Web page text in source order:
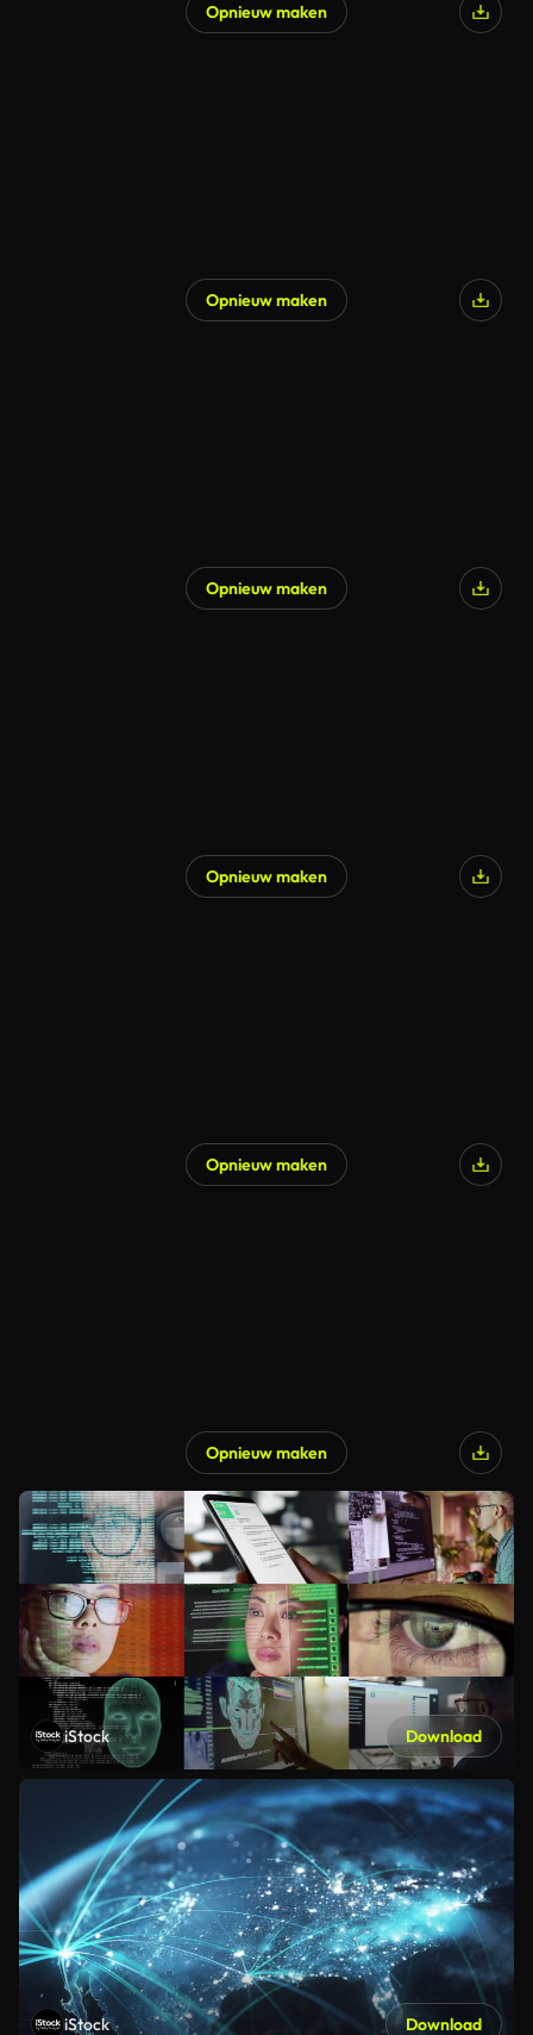
Opnieuw maken
Opnieuw maken
Opnieuw maken
Opnieuw maken
Opnieuw maken
Opnieuw maken
iStock Download
iStock Download